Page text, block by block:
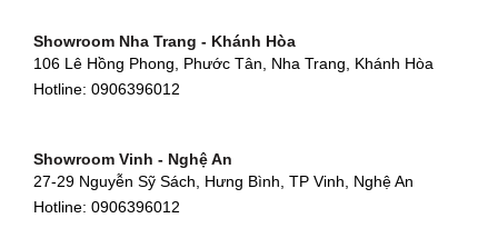
Showroom Quận 11 - TP. HCM
Showroom Quận 4 - TP. HCM
127 Khánh Hội, Phường 3, Quận 4,TP. HCM
Showroom Nha Trang - Khánh Hòa
106 Lê Hồng Phong, Phước Tân, Nha Trang, Khánh Hòa
Hotline: 0906396012
Showroom Vinh - Nghệ An
27-29 Nguyễn Sỹ Sách, Hưng Bình, TP Vinh, Nghệ An
Hotline: 0906396012